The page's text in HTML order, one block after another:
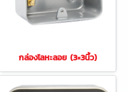
กล่องโลหะลอย (3×3นิ้ว)